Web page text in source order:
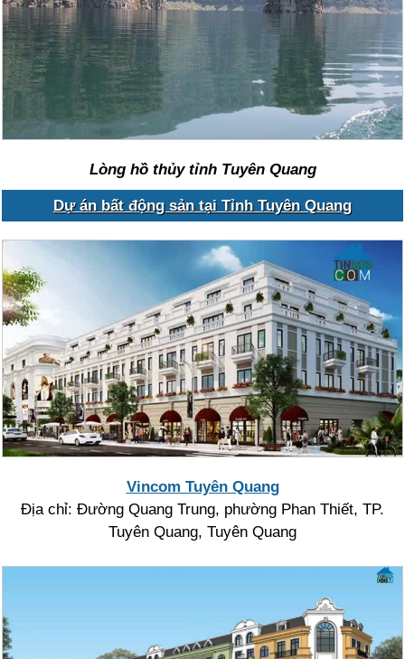
Lòng hồ thủy tỉnh Tuyên Quang
Dự án bất động sản tại Tỉnh Tuyên Quang
Vincom Tuyên Quang
Địa chỉ: Đường Quang Trung, phường Phan Thiết, TP.
Tuyên Quang, Tuyên Quang